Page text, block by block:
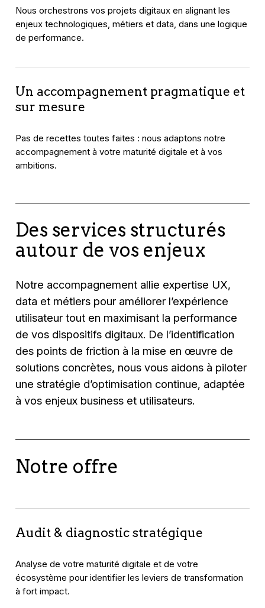
Nous orchestrons vos projets digitaux en alignant les
enjeux technologiques, métiers et data, dans une logique
de performance.
Un accompagnement pragmatique et
sur mesure
Pas de recettes toutes faites : nous adaptons notre
accompagnement à votre maturité digitale et à vos
ambitions.
Des services structurés
autour de vos enjeux
Notre accompagnement allie expertise UX,
data et métiers pour améliorer l’expérience
utilisateur tout en maximisant la performance
de vos dispositifs digitaux. De l’identification
des points de friction à la mise en œuvre de
solutions concrètes, nous vous aidons à piloter
une stratégie d’optimisation continue, adaptée
à vos enjeux business et utilisateurs.
Notre offre
Audit & diagnostic stratégique
Analyse de votre maturité digitale et de votre
écosystème pour identifier les leviers de transformation
à fort impact.